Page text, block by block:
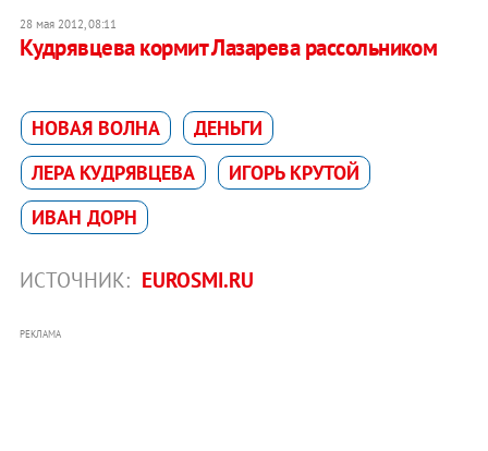
28 мая 2012, 08:11
Кудрявцева кормит Лазарева рассольником
НОВАЯ ВОЛНА
ДЕНЬГИ
ЛЕРА КУДРЯВЦЕВА
ИГОРЬ КРУТОЙ
ИВАН ДОРН
ИСТОЧНИК: EUROSMI.RU
РЕКЛАМА